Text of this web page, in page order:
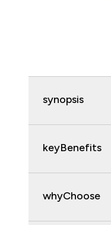
synopsis
keyBenefits
whyChoose